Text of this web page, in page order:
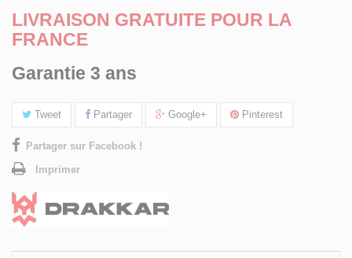
LIVRAISON GRATUITE POUR LA
FRANCE
Garantie 3 ans
Tweet Partager Google+ Pinterest
Partager sur Facebook !
Imprimer